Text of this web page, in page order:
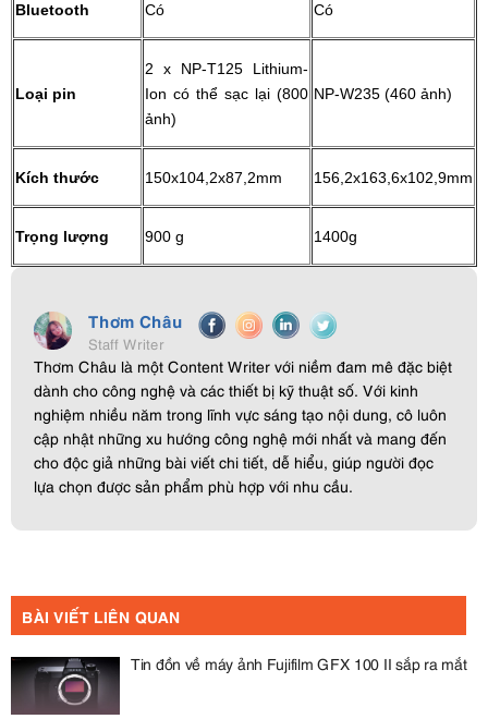
Bluetooth Có Có
Loại pin
2 x NP-T125 Lithium-
Ion có thể sạc lại (800
ảnh)
NP-W235 (460 ảnh)
Kích thước 150x104,2x87,2mm 156,2x163,6x102,9mm
Trọng lượng 900 g 1400g
Thơm Châu
Staff Writer
Thơm Châu là một Content Writer với niềm đam mê đặc biệt
dành cho công nghệ và các thiết bị kỹ thuật số. Với kinh
nghiệm nhiều năm trong lĩnh vực sáng tạo nội dung, cô luôn
cập nhật những xu hướng công nghệ mới nhất và mang đến
cho độc giả những bài viết chi tiết, dễ hiểu, giúp người đọc
lựa chọn được sản phẩm phù hợp với nhu cầu.
BÀI VIẾT LIÊN QUAN
Tin đồn về máy ảnh Fujifilm GFX 100 II sắp ra mắt